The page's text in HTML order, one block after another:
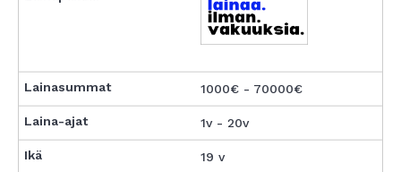
1000€ - 70000€
1v - 20v
19 v